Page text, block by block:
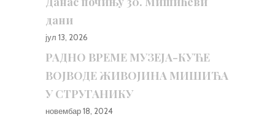
дани
јул 13, 2026
РАДНО ВРЕМЕ МУЗЕЈА-КУЋЕ
ВОЈВОДЕ ЖИВОЈИНА МИШИЋА
У СТРУГАНИКУ
новембар 18, 2024